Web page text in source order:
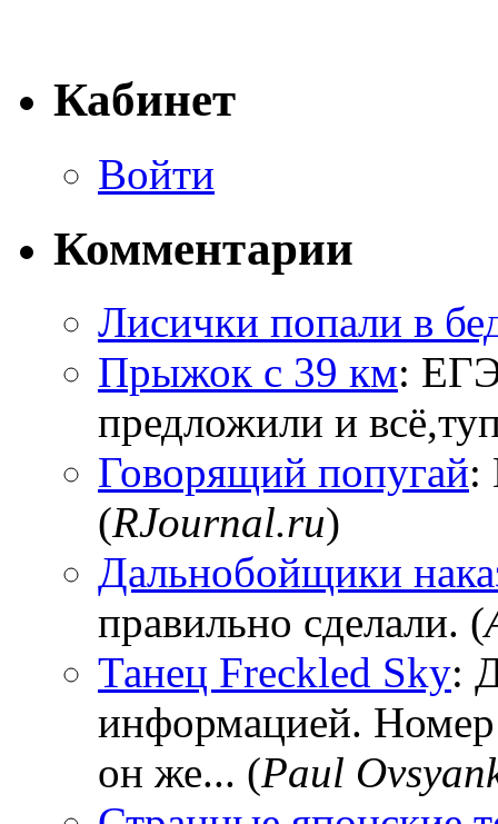
Кабинет
Войти
Комментарии
Лисички попали в
Прыжок с 39 км:
предложили и
Говорящий попугай:
(RJournal.ru)
Дальнобойщики
правильно сделали. (
Танец Freckled Sky:
информацией.
он же... (Paul